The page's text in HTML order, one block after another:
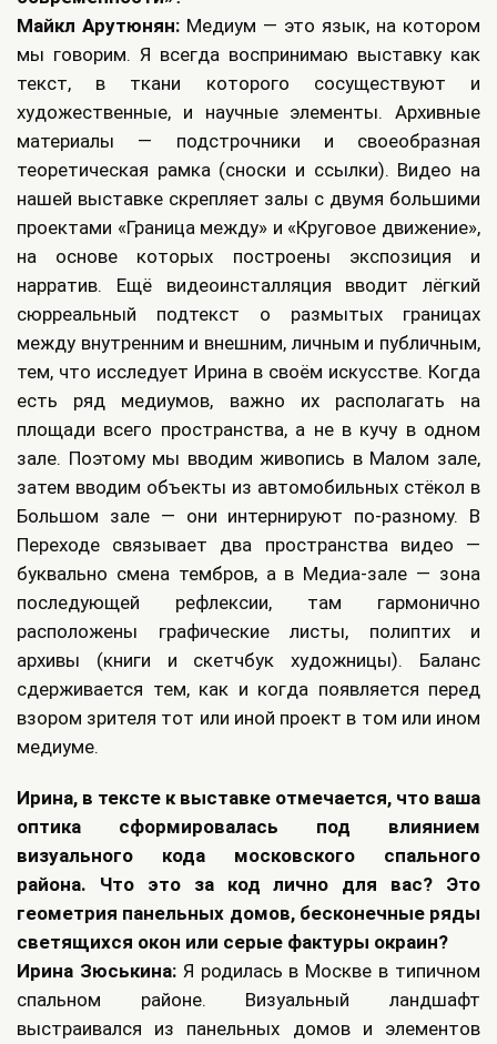
Майкл Арутюнян: Медиум — это язык, на котором
мы говорим. Я всегда воспринимаю выставку как
текст, в ткани которого сосуществуют и
художественные, и научные элементы. Архивные
материалы — подстрочники и своеобразная
теоретическая рамка (сноски и ссылки). Видео на
нашей выставке скрепляет залы с двумя большими
проектами «Граница между» и «Круговое движение»,
на основе которых построены экспозиция и
нарратив. Ещё видеоинсталляция вводит лёгкий
сюрреальный подтекст о размытых границах
между внутренним и внешним, личным и публичным,
тем, что исследует Ирина в своём искусстве. Когда
есть ряд медиумов, важно их располагать на
площади всего пространства, а не в кучу в одном
зале. Поэтому мы вводим живопись в Малом зале,
затем вводим объекты из автомобильных стёкол в
Большом зале — они интернируют по-разному. В
Переходе связывает два пространства видео —
буквально смена тембров, а в Медиа-зале — зона
последующей рефлексии, там гармонично
расположены графические листы, полиптих и
архивы (книги и скетчбук художницы). Баланс
сдерживается тем, как и когда появляется перед
взором зрителя тот или иной проект в том или ином
медиуме.
Ирина, в тексте к выставке отмечается, что ваша
оптика сформировалась под влиянием
визуального кода московского спального
района. Что это за код лично для вас? Это
геометрия панельных домов, бесконечные ряды
светящихся окон или серые фактуры окраин?
Ирина Зюськина: Я родилась в Москве в типичном
спальном районе. Визуальный ландшафт
выстраивался из панельных домов и элементов